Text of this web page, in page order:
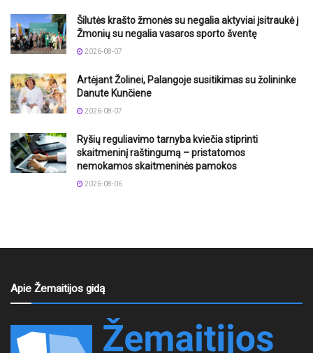
Šilutės krašto žmonės su negalia aktyviai įsitraukė į
Žmonių su negalia vasaros sporto šventę
2026-08-07
Artėjant Žolinei, Palangoje susitikimas su žolininke
Danute Kunčiene
2026-08-07
Ryšių reguliavimo tarnyba kviečia stiprinti
skaitmeninį raštingumą – pristatomos
nemokamos skaitmeninės pamokos
2026-08-06
Apie Žemaitijos gidą